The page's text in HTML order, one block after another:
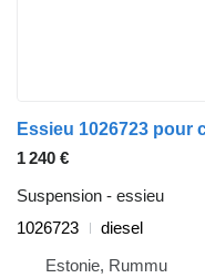
1 240 €
Suspension - essieu
1026723
diesel
Estonie, Rummu